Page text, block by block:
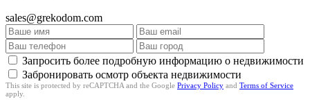
sales@grekodom.com
Запросить более подробную информацию о недвижимости
Забронировать осмотр объекта недвижимости
This site is protected by reCAPTCHA and the Google Privacy Policy and Terms of Service
apply.